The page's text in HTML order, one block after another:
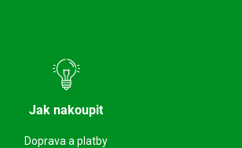
Jak nakoupit
Doprava a platby